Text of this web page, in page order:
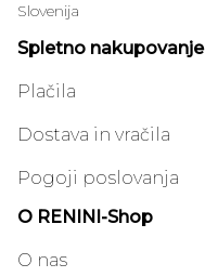
Slovenija
Spletno nakupovanje
Plačila
Dostava in vračila
Pogoji poslovanja
O RENINI-Shop
O nas